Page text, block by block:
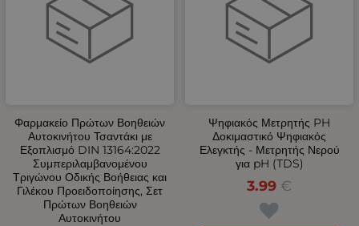
Φαρμακείο Πρώτων Βοηθειών
Αυτοκινήτου Τσαντάκι με
Εξοπλισμό DIN 13164:2022
Συμπεριλαμβανομένου
Τριγώνου Οδικής Βοήθειας και
Γιλέκου Προειδοποίησης, Σετ
Πρώτων Βοηθειών
Αυτοκινήτου
Ψηφιακός Μετρητής PH
Δοκιμαστικό Ψηφιακός
Ελεγκτής - Μετρητής Νερού
για pH (TDS)
3.99 €